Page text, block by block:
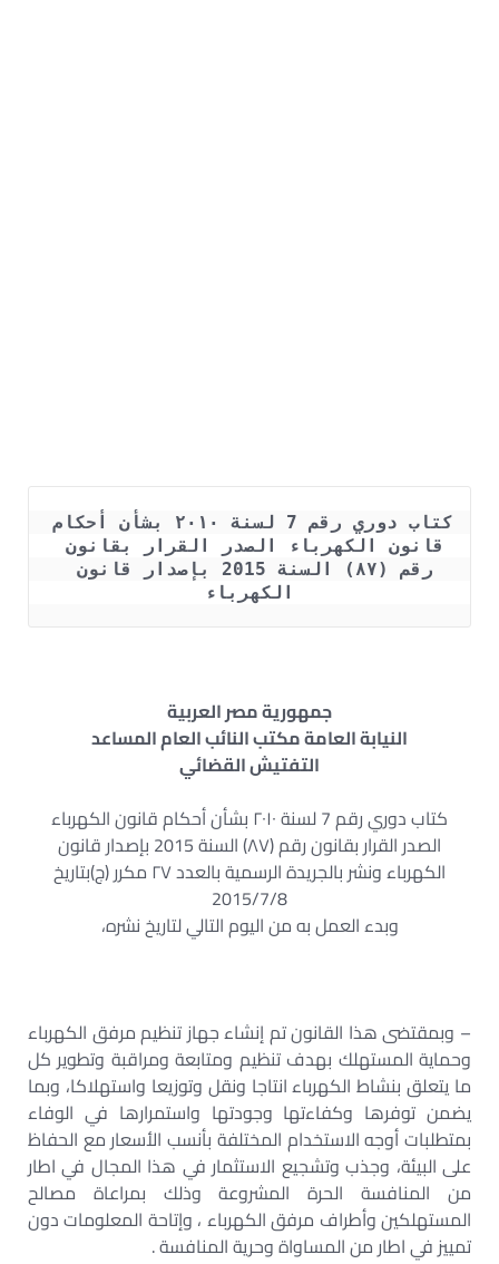
الكهرباء
جمهورية مصر العربية
النيابة العامة مكتب النائب العام المساعد
التفتيش القضائي
کتاب دوري رقم 7 لسنة ۲۰۱۰ بشأن أحكام قانون الكهرباء
الصدر القرار بقانون رقم (۸۷) السنة 2015 بإصدار قانون
الكهرباء ونشر بالجريدة الرسمية بالعدد ۲۷ مکرر (ج)بتاريخ
2015/7/8
وبدء العمل به من اليوم التالي لتاريخ نشره،
– وبمقتضى هذا القانون تم إنشاء جهاز تنظيم مرفق الكهرباء
وحماية المستهلك بهدف تنظيم ومتابعة ومراقبة وتطوير كل
ما يتعلق بنشاط الكهرباء انتاجا ونقل وتوزيعا واستهلاكا، وبما
يضمن توفرها وكفاءتها وجودتها واستمرارها في الوفاء
بمتطلبات أوجه الاستخدام المختلفة بأنسب الأسعار مع الحفاظ
على البيئة، وجذب وتشجيع الاستثمار في هذا المجال في اطار
من المنافسة الحرة المشروعة وذلك بمراعاة مصالح
المستهلكين وأطراف مرفق الكهرباء ، وإتاحة المعلومات دون
تمييز في اطار من المساواة وحرية المنافسة .